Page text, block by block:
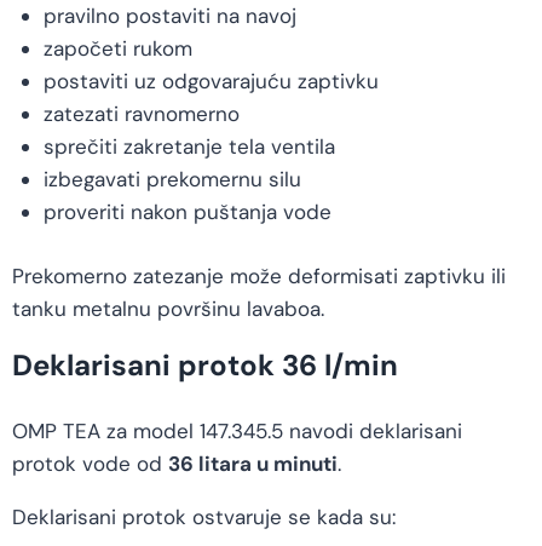
pravilno postaviti na navoj
započeti rukom
postaviti uz odgovarajuću zaptivku
zatezati ravnomerno
sprečiti zakretanje tela ventila
izbegavati prekomernu silu
proveriti nakon puštanja vode
Prekomerno zatezanje može deformisati zaptivku ili
tanku metalnu površinu lavaboa.
Deklarisani protok 36 l/min
OMP TEA za model 147.345.5 navodi deklarisani
protok vode od 36 litara u minuti.
Deklarisani protok ostvaruje se kada su: